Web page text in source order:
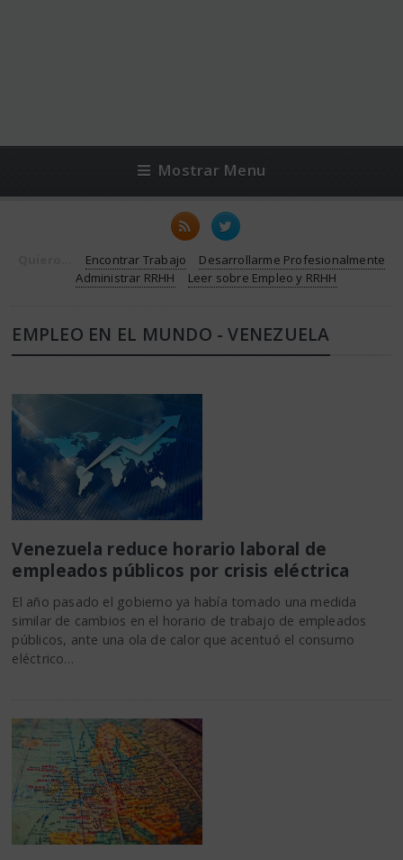
Mostrar Menu
Encontrar Trabajo
Desarrollarme Profesionalmente
Administrar RRHH
Leer sobre Empleo y RRHH
EMPLEO EN EL MUNDO - VENEZUELA
Venezuela reduce horario laboral de
empleados públicos por crisis eléctrica
El año pasado el gobierno ya había tomado una medida
similar de cambios en el horario de trabajo de empleados
públicos, ante una ola de calor que acentuó el consumo
eléctrico…